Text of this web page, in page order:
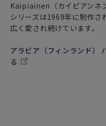
Kaipiainen（カイピアンネ
シリーズは1969年に制作さ
広く愛され続けています。
アラビア（フィンランド）
る